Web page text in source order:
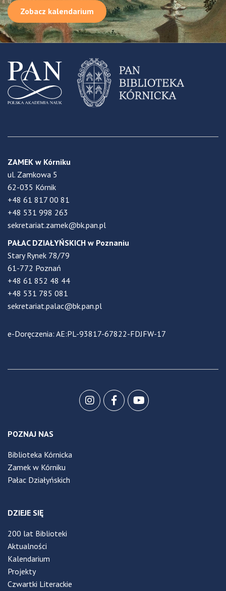
Zobacz kalendarium
ZAMEK w Kórniku
ul. Zamkowa 5
62-035 Kórnik
+48 61 817 00 81
+48 531 998 263
sekretariat.zamek@bk.pan.pl
PAŁAC DZIAŁYŃSKICH w Poznaniu
Stary Rynek 78/79
61-772 Poznań
+48 61 852 48 44
+48 531 785 081
sekretariat.palac@bk.pan.pl
e-Doręczenia: AE:PL-93817-67822-FDJFW-17
POZNAJ NAS
Biblioteka Kórnicka
Zamek w Kórniku
Pałac Działyńskich
DZIEJE SIĘ
200 lat Biblioteki
Aktualności
Kalendarium
Projekty
Czwartki Literackie